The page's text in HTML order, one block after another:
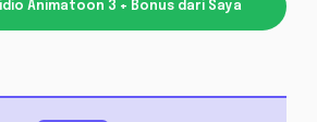
Animatoon 3 + Bonus dari Saya